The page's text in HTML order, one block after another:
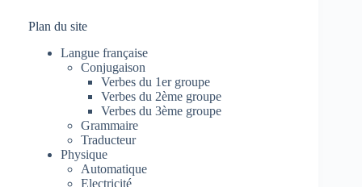
Plan du site
Langue française
Conjugaison
Verbes du 1er groupe
Verbes du 2ème groupe
Verbes du 3ème groupe
Grammaire
Traducteur
Physique
Automatique
Electricité